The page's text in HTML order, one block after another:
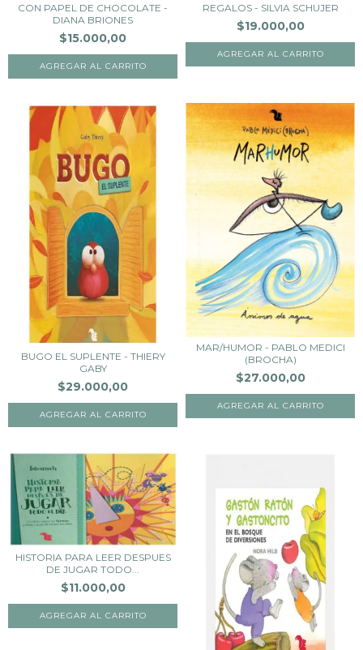
CON PAPEL DE CHOCOLATE -
DIANA BRIONES
$15.000,00
REGALOS - SILVIA SCHUJER
$19.000,00
BUGO EL SUPLENTE - THIERY
GABY
$29.000,00
MAR/HUMOR - PABLO MEDICI
(BROCHA)
$27.000,00
HISTORIA PARA LEER DESPUES
DE JUGAR TODO...
$11.000,00